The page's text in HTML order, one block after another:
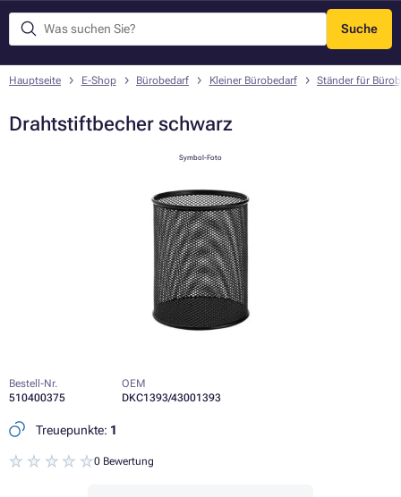
Suche
Menü
Hauptseite E-Shop Bürobedarf Kleiner Bürobedarf Ständer für
Drahtstiftbecher schwarz
Symbol-Foto
Bestell-Nr.
510400375
OEM
DKC1393/43001393
Treuepunkte: 1
0 Bewertung